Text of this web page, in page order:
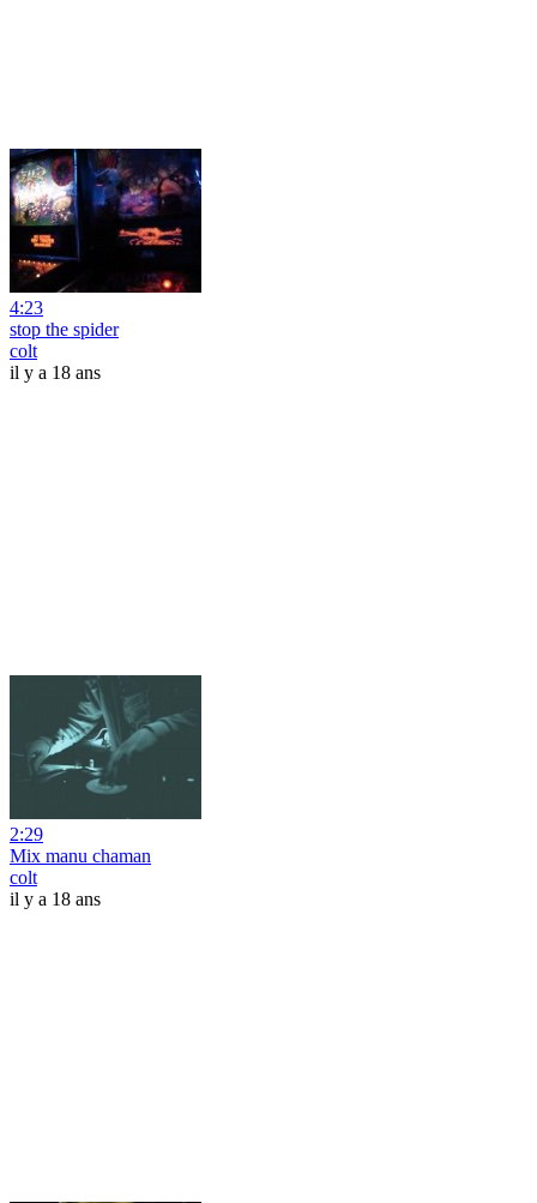
4:23
stop the spider
colt
il y a 18 ans
2:29
Mix manu chaman
colt
il y a 18 ans